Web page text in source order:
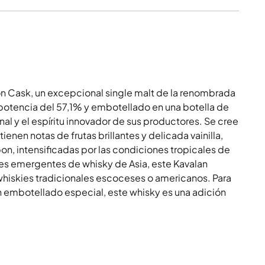
Cask, un excepcional single malt de la renombrada
del 57,1% y embotellado en una botella de
y el espíritu innovador de sus productores. Se cree
notas de frutas brillantes y delicada vainilla,
intensificadas por las condiciones tropicales de
emergentes de whisky de Asia, este Kavalan
tradicionales escoceses o americanos. Para
especial, este whisky es una adición